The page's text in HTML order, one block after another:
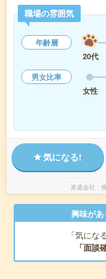
職場の雰囲気
年齢層
20代
男女比率
女性
気になる!
派遣会社
興味が
「気にな
「面談